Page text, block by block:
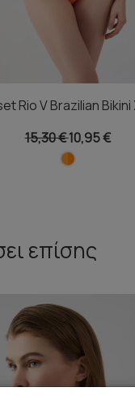
Rio V Brazilian Bikini
15,30 €10,95 €
επίσης